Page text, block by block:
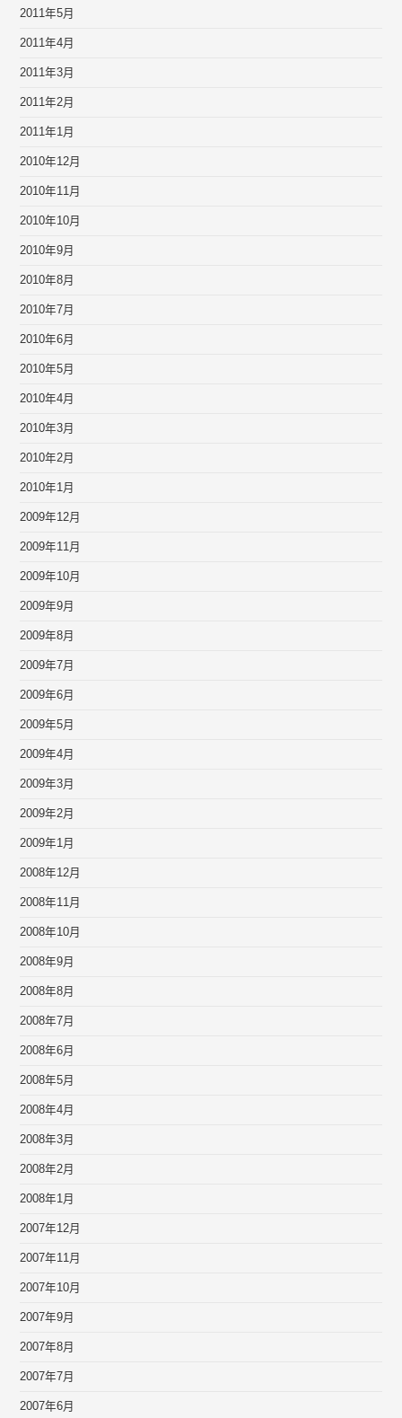
2011年5月
2011年4月
2011年3月
2011年2月
2011年1月
2010年12月
2010年11月
2010年10月
2010年9月
2010年8月
2010年7月
2010年6月
2010年5月
2010年4月
2010年3月
2010年2月
2010年1月
2009年12月
2009年11月
2009年10月
2009年9月
2009年8月
2009年7月
2009年6月
2009年5月
2009年4月
2009年3月
2009年2月
2009年1月
2008年12月
2008年11月
2008年10月
2008年9月
2008年8月
2008年7月
2008年6月
2008年5月
2008年4月
2008年3月
2008年2月
2008年1月
2007年12月
2007年11月
2007年10月
2007年9月
2007年8月
2007年7月
2007年6月